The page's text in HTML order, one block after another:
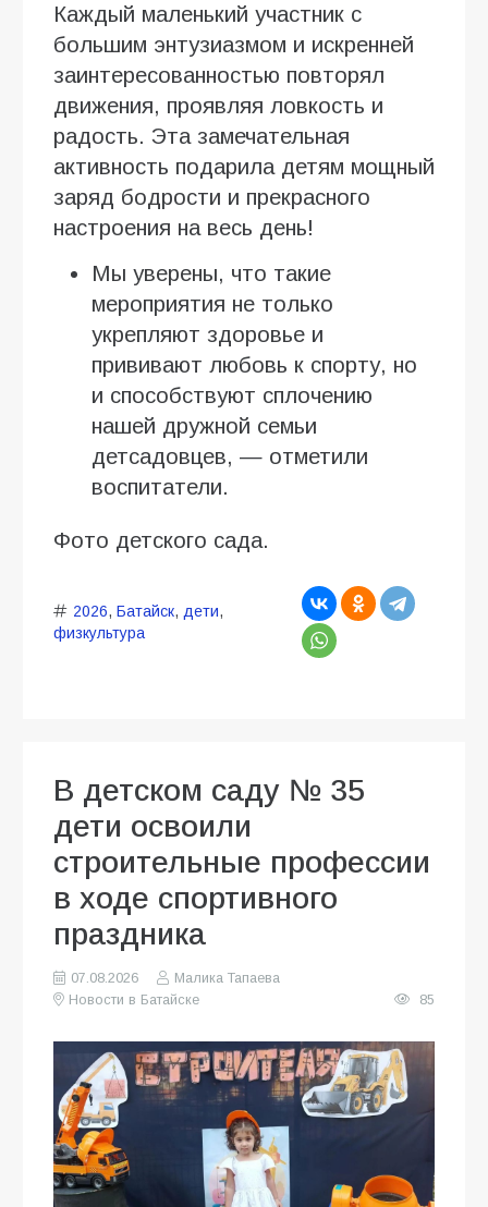
Каждый маленький участник с
большим энтузиазмом и искренней
заинтересованностью повторял
движения, проявляя ловкость и
радость. Эта замечательная
активность подарила детям мощный
заряд бодрости и прекрасного
настроения на весь день!
Мы уверены, что такие
мероприятия не только
укрепляют здоровье и
прививают любовь к спорту, но
и способствуют сплочению
нашей дружной семьи
детсадовцев, — отметили
воспитатели.
Фото детского сада.
2026, Батайск, дети,
физкультура
В детском саду № 35
дети освоили
строительные профессии
в ходе спортивного
праздника
07.08.2026
Малика Тапаева
Новости в Батайске
85